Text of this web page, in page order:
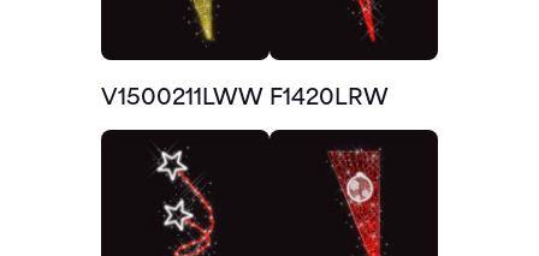
V1500211LWW F1420LRW